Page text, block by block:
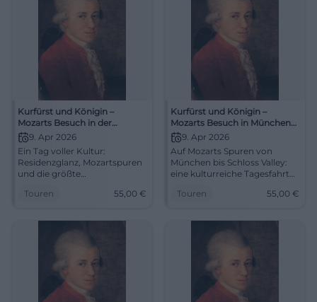
Kurfürst und Königin –
Mozarts Besuch in der
Residenz München und die
Orgelsammlung in Schloss
Valley | Mozartwoche 2026
9. Apr 2026
Ein Tag voller Kultur:
Residenzglanz, Mozartspuren
und die größte
Fachkundig geführt erleben
Insider-Wissen und kulturelle
Bereicherung kompakt und
eindrucksvoll.
Touren 55,00 €
Kurfürst und Königin –
Mozarts Besuch in München
und Schloss Valley
9. Apr 2026
Auf Mozarts Spuren von
München bis Schloss Valley:
eine kulturreiche Tagesfahrt
Entdeckungen. 09.04.2026, 55
#Mozartwoche
Touren 55,00 €